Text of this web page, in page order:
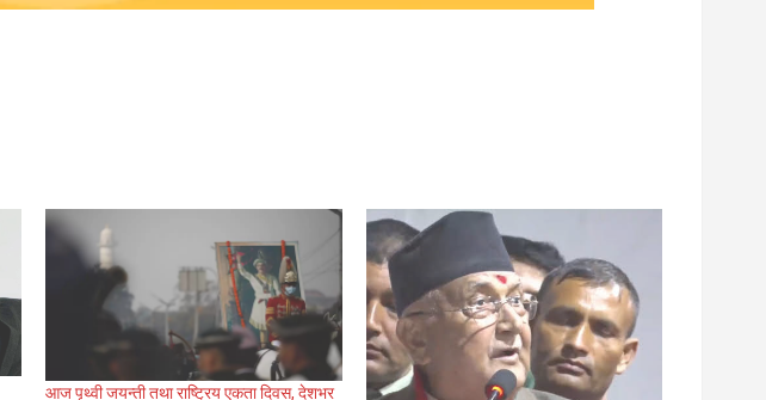
आज पृथ्वी जयन्ती तथा राष्ट्रिय एकता दिवस, देशभर